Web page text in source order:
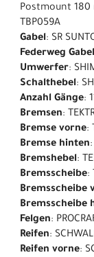
Postmount 180
TBP059A
Gabel: SR
Federweg Gabel
Umwerfer:
Schalthebel:
Anzahl Gänge:
Bremsen:
Bremse vorne:
Bremse hinten
Bremshebel:
Bremsscheibe:
Bremsscheibe
Bremsscheibe
Felgen:
Reifen:
Reifen vorne: